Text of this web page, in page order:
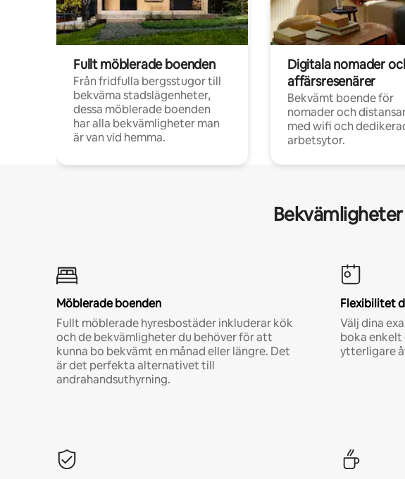
Fullt möblerade boenden
Från fridfulla bergsstugor till
bekväma stadslägenheter,
dessa möblerade boenden
har alla bekvämligheter man
är van vid hemma.
Digitala nomader
affärsresenärer
Bekvämt boende för
nomader och
med wifi och
arbetsytor.
Möblerade boenden
Fullt möblerade hyresbostäder inkluderar kök
och de bekvämligheter du behöver för att
kunna bo bekvämt en månad eller längre. Det
är det perfekta alternativet till
andrahandsuthyrning.
Flexibilitet
Välj dina
boka enkelt
ytterligare